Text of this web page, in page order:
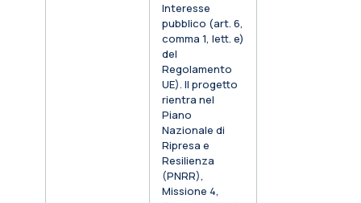
Interesse
pubblico (art. 6,
comma 1, lett. e)
del
Regolamento
UE). Il progetto
rientra nel
Piano
Nazionale di
Ripresa e
Resilienza
(PNRR),
Missione 4,